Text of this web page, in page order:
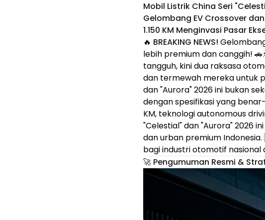
Mobil Listrik China Seri
Gelombang EV Crossover
1.150 KM Menginvasi Pasar
🔥 BREAKING NEWS!
lebih premium dan canggih!
tangguh, kini dua raksasa
dan termewah mereka untuk
dan "Aurora" 2026 ini bukan
dengan spesifikasi yang
KM, teknologi autonomous
"Celestial" dan "Aurora" 2026
dan urban premium
bagi industri otomotif nasional
🚀 Pengumuman Resmi &